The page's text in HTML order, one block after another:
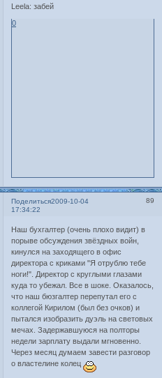
Leela: забей
0
Поделиться 89
2009-10-04
17:34:22
Наш бухгалтер (очень плохо видит) в
порыве обсуждения звёздных войн,
кинулся на заходящего в офис
директора с криками "Я отрублю тебе
ноги!". Директор с круглыми глазами
куда то убежал. Все в шоке. Оказалось,
что наш бюзгалтер перепутал его с
коллегой Кирилом (был без очков) и
пытался изобразить дуэль на световых
мечах. Задержавшуюся на полторы
недели зарплату выдали мгновенно.
Через месяц думаем завести разговор
о властелине колец